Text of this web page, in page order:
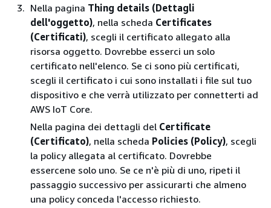
Nella pagina Thing details (Dettagli
dell'oggetto), nella scheda Certificates
(Certificati), scegli il certificato allegato alla
risorsa oggetto. Dovrebbe esserci un solo
certificato nell'elenco. Se ci sono più certificati,
scegli il certificato i cui sono installati i file sul tuo
dispositivo e che verrà utilizzato per connetterti ad
AWS IoT Core.
Nella pagina dei dettagli del Certificate
(Certificato), nella scheda Policies (Policy), scegli
la policy allegata al certificato. Dovrebbe
essercene solo uno. Se ce n'è più di uno, ripeti il
passaggio successivo per assicurarti che almeno
una policy conceda l'accesso richiesto.